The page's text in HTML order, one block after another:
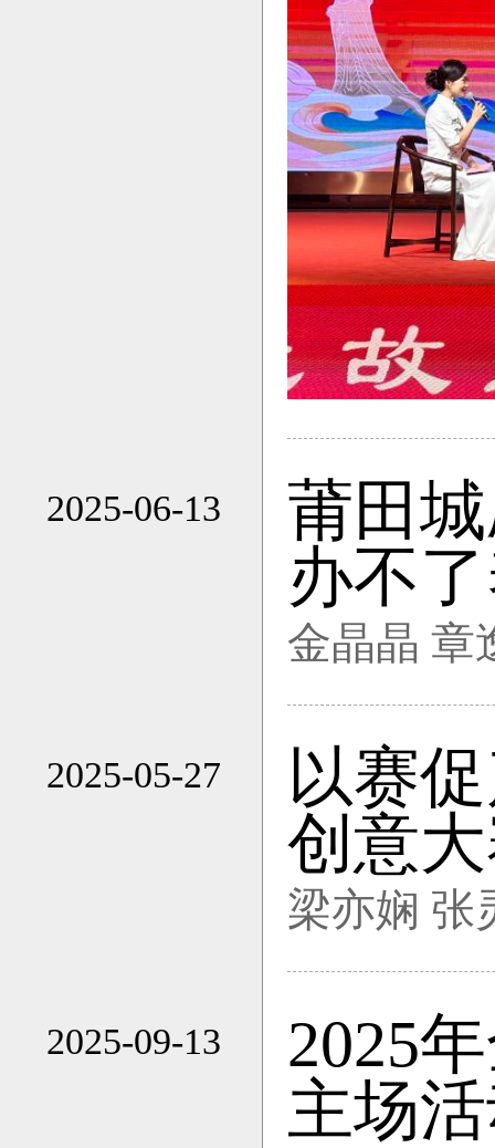
2025-06-13
莆田
办不
金晶晶 章
2025-05-27
以赛
创意
梁亦娴 张
2025-09-13
2025
主场